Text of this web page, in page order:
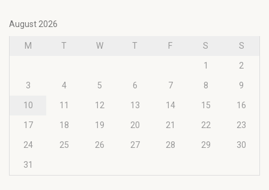
August 2026
M T W T F S S
1 2
3 4 5 6 7 8 9
10 11 12 13 14 15 16
17 18 19 20 21 22 23
24 25 26 27 28 29 30
31